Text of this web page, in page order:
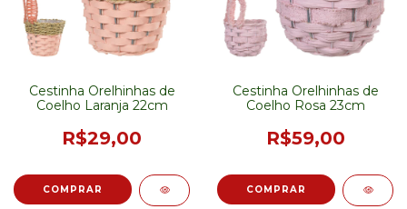
Cestinha Orelhinhas de
Coelho Laranja 22cm
R$29,00
Cestinha Orelhinhas de
Coelho Rosa 23cm
R$59,00